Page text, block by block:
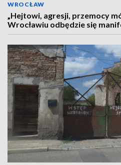
WROCŁAW
„Hejtowi, agresji, przemocy
Wrocławiu odbędzie się